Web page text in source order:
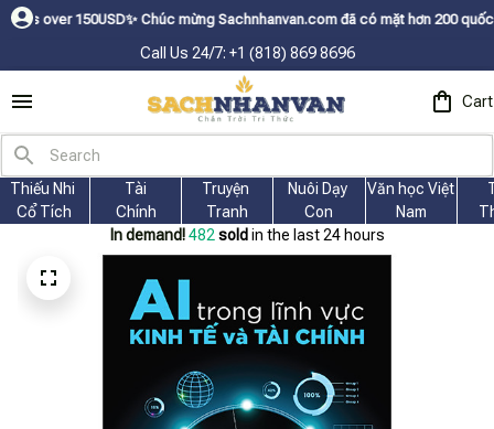
ㅤ✨Chúc mừng Sachnhanvan.com đã có mặt hơn 200 quốc gia như Mỹ,
Call Us 24/7: +1 (818) 869 8696
Cart
Thiếu Nhi
Cổ Tích
Tài
Chính
Truyện
Tranh
Nuôi Dạy
Con
Văn học Việt
Nam
In demand! 486 sold in the last 24 hours